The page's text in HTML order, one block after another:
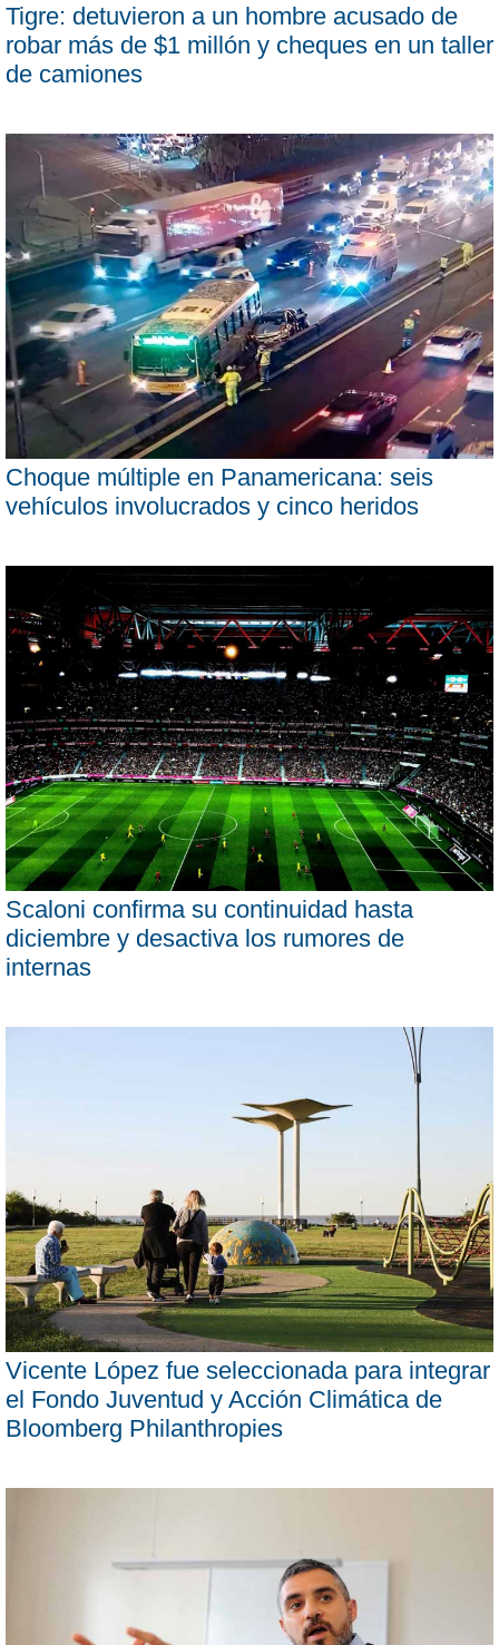
Tigre: detuvieron a un hombre acusado de
robar más de $1 millón y cheques en un taller
de camiones
Choque múltiple en Panamericana: seis
vehículos involucrados y cinco heridos
Scaloni confirma su continuidad hasta
diciembre y desactiva los rumores de
internas
Vicente López fue seleccionada para integrar
el Fondo Juventud y Acción Climática de
Bloomberg Philanthropies